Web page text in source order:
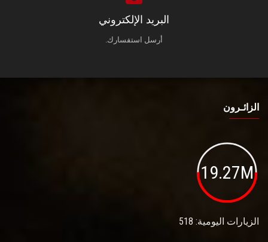
البريد الإلكتروني
أرسل استفسارك.
الزائـرون
19.27M
الزيارات اليومية: 518